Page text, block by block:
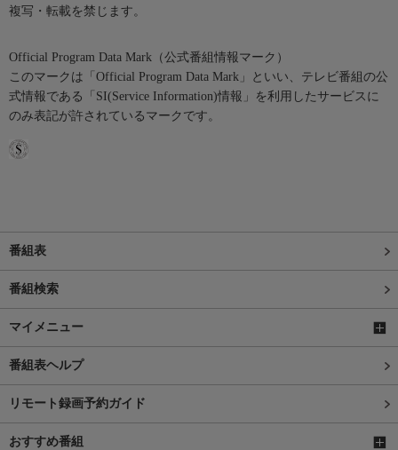
複写・転載を禁じます。
Official Program Data Mark（公式番組情報マーク）
このマークは「Official Program Data Mark」といい、テレビ番組の公
式情報である「SI(Service Information)情報」を利用したサービスに
のみ表記が許されているマークです。
番組表
番組検索
マイメニュー
番組表ヘルプ
リモート録画予約ガイド
おすすめ番組